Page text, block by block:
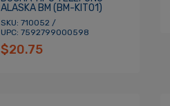
ALASKA BM (BM-KIT01)
SKU: 710052 /
UPC: 7592799000598
$20.75